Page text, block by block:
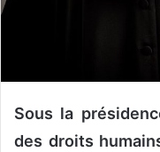
r
e
l
Sous la
des droits